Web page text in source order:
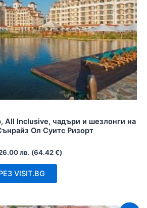
All Inclusive, чадъри и шезлонги на
Ол Суитс Ризорт
лв. (64.42€)
VISIT.BG